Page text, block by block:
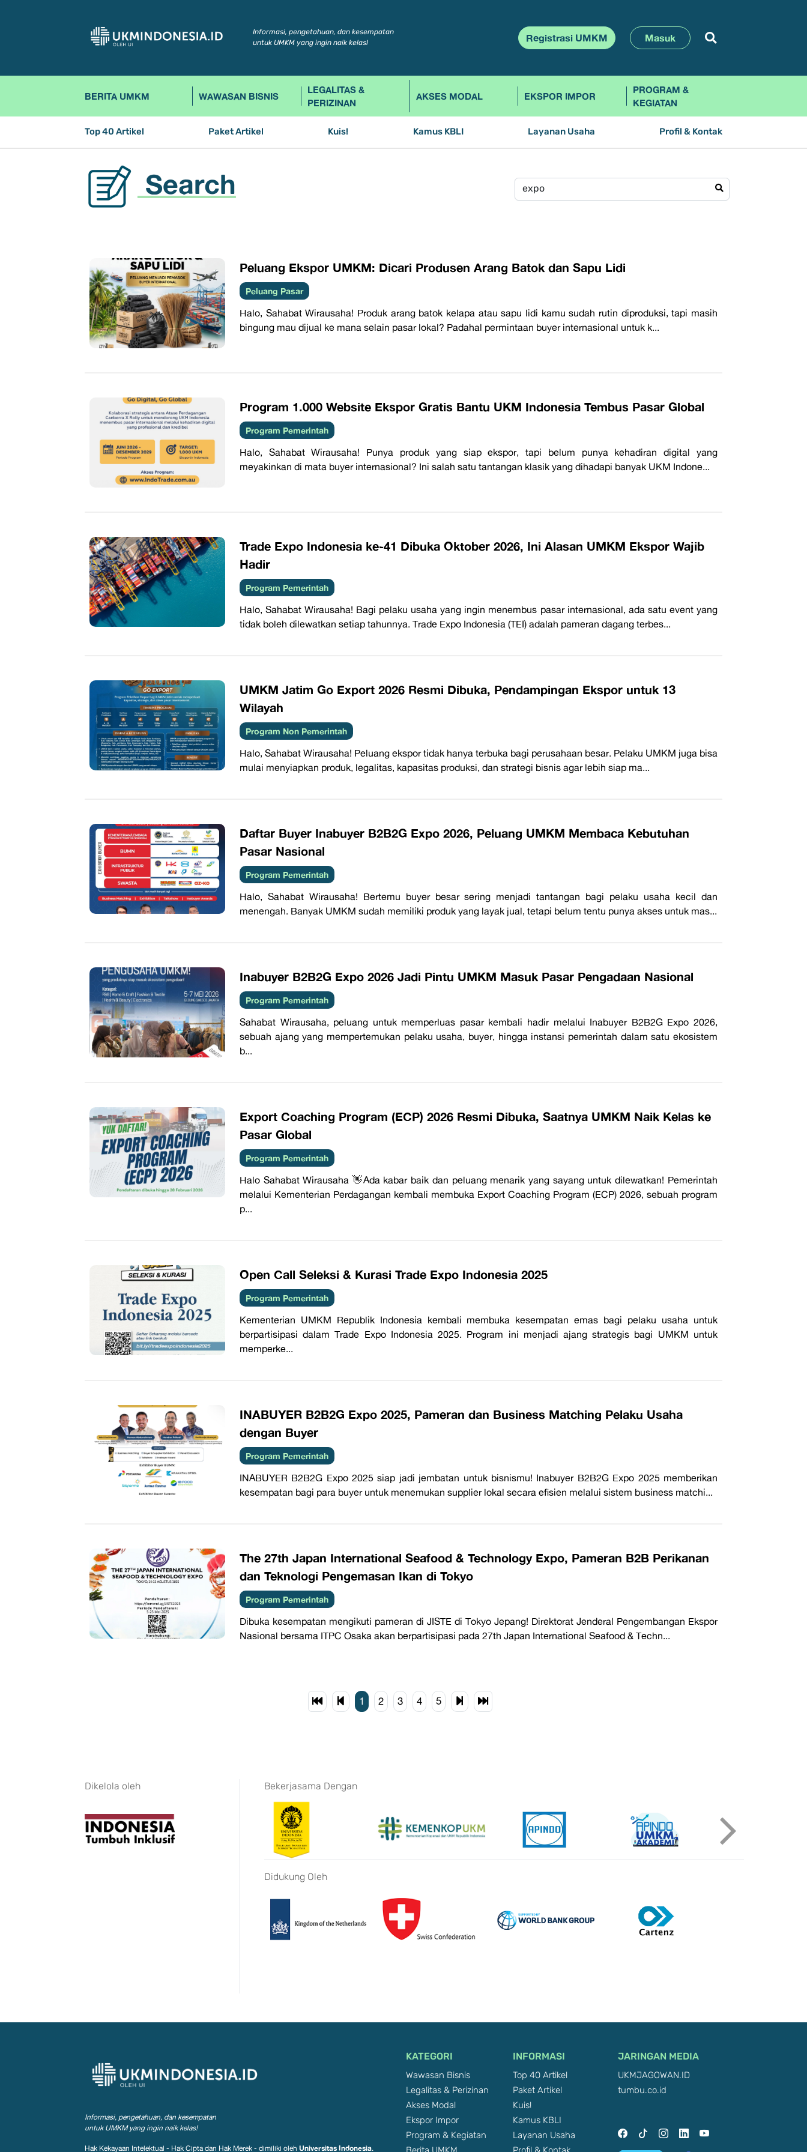
Informasi, pengetahuan, dan kesempatan
untuk UMKM yang ingin naik kelas!
Registrasi UMKM Masuk
BERITA UMKM WAWASAN BISNIS
LEGALITAS &
PERIZINAN
AKSES MODAL EKSPOR IMPOR
PROGRAM &
KEGIATAN
Top 40 Artikel Paket Artikel Kuis! Kamus KBLI Layanan Usaha Profil & Kontak
Search
Peluang Ekspor UMKM: Dicari Produsen Arang Batok dan Sapu Lidi
Peluang Pasar
Halo, Sahabat Wirausaha! Produk arang batok kelapa atau sapu lidi kamu sudah rutin diproduksi, tapi masih
bingung mau dijual ke mana selain pasar lokal? Padahal permintaan buyer internasional untuk k...
Program 1.000 Website Ekspor Gratis Bantu UKM Indonesia Tembus Pasar Global
Program Pemerintah
Halo, Sahabat Wirausaha! Punya produk yang siap ekspor, tapi belum punya kehadiran digital yang
meyakinkan di mata buyer internasional? Ini salah satu tantangan klasik yang dihadapi banyak UKM Indone...
Trade Expo Indonesia ke-41 Dibuka Oktober 2026, Ini Alasan UMKM Ekspor Wajib
Hadir
Program Pemerintah
Halo, Sahabat Wirausaha! Bagi pelaku usaha yang ingin menembus pasar internasional, ada satu event yang
tidak boleh dilewatkan setiap tahunnya. Trade Expo Indonesia (TEI) adalah pameran dagang terbes...
UMKM Jatim Go Export 2026 Resmi Dibuka, Pendampingan Ekspor untuk 13
Wilayah
Program Non Pemerintah
Halo, Sahabat Wirausaha! Peluang ekspor tidak hanya terbuka bagi perusahaan besar. Pelaku UMKM juga bisa
mulai menyiapkan produk, legalitas, kapasitas produksi, dan strategi bisnis agar lebih siap ma...
Daftar Buyer Inabuyer B2B2G Expo 2026, Peluang UMKM Membaca Kebutuhan
Pasar Nasional
Program Pemerintah
Halo, Sahabat Wirausaha! Bertemu buyer besar sering menjadi tantangan bagi pelaku usaha kecil dan
menengah. Banyak UMKM sudah memiliki produk yang layak jual, tetapi belum tentu punya akses untuk mas...
Inabuyer B2B2G Expo 2026 Jadi Pintu UMKM Masuk Pasar Pengadaan Nasional
Program Pemerintah
Sahabat Wirausaha, peluang untuk memperluas pasar kembali hadir melalui Inabuyer B2B2G Expo 2026,
sebuah ajang yang mempertemukan pelaku usaha, buyer, hingga instansi pemerintah dalam satu ekosistem
b...
Export Coaching Program (ECP) 2026 Resmi Dibuka, Saatnya UMKM Naik Kelas ke
Pasar Global
Program Pemerintah
Halo Sahabat Wirausaha 👋Ada kabar baik dan peluang menarik yang sayang untuk dilewatkan! Pemerintah
melalui Kementerian Perdagangan kembali membuka Export Coaching Program (ECP) 2026, sebuah program
p...
Open Call Seleksi & Kurasi Trade Expo Indonesia 2025
Program Pemerintah
Kementerian UMKM Republik Indonesia kembali membuka kesempatan emas bagi pelaku usaha untuk
berpartisipasi dalam Trade Expo Indonesia 2025. Program ini menjadi ajang strategis bagi UMKM untuk
memperke...
INABUYER B2B2G Expo 2025, Pameran dan Business Matching Pelaku Usaha
dengan Buyer
Program Pemerintah
INABUYER B2B2G Expo 2025 siap jadi jembatan untuk bisnismu! Inabuyer B2B2G Expo 2025 memberikan
kesempatan bagi para buyer untuk menemukan supplier lokal secara efisien melalui sistem business matchi...
The 27th Japan International Seafood & Technology Expo, Pameran B2B Perikanan
dan Teknologi Pengemasan Ikan di Tokyo
Program Pemerintah
Dibuka kesempatan mengikuti pameran di JISTE di Tokyo Jepang! Direktorat Jenderal Pengembangan Ekspor
Nasional bersama ITPC Osaka akan berpartisipasi pada 27th Japan International Seafood & Techn...
1 2 3 4 5
Dikelola oleh Bekerjasama Dengan
Didukung Oleh
Informasi, pengetahuan, dan kesempatan
untuk UMKM yang ingin naik kelas!
Hak Kekayaan Intelektual - Hak Cipta dan Hak Merek - dimiliki oleh Universitas Indonesia.
KATEGORI
Wawasan Bisnis
Legalitas & Perizinan
Akses Modal
Ekspor Impor
Program & Kegiatan
INFORMASI
Top 40 Artikel
Paket Artikel
Kuis!
Kamus KBLI
Layanan Usaha
JARINGAN MEDIA
UKMJAGOWAN.ID
tumbu.co.id